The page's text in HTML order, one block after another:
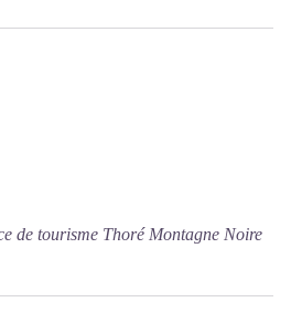
de tourisme Thoré Montagne Noire